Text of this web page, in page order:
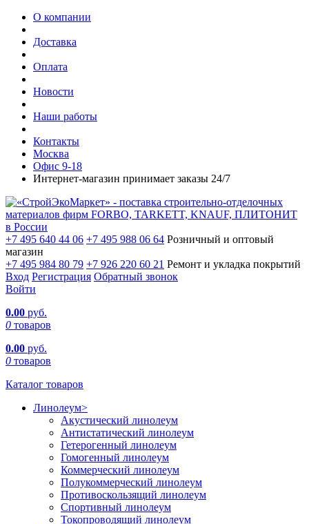
О компании
Доставка
Оплата
Новости
Наши работы
Контакты
Москва
Офис 9-18
Интернет-магазин принимает заказы 24/7
+7 495 640 44 06 +7 495 988 06 64 Розничный и оптовый
магазин
+7 495 984 80 79 +7 926 220 60 21 Ремонт и укладка покрытий
Вход Регистрация Обратный звонок
Войти
0.00 руб.
0 товаров
0.00 руб.
0 товаров
Каталог товаров
Линолеум>
Акустический линолеум
Антистатический линолеум
Гетерогенный линолеум
Гомогенный линолеум
Коммерческий линолеум
Полукоммерческий линолеум
Противоскользящий линолеум
Спортивный линолеум
Токопроводящий линолеум